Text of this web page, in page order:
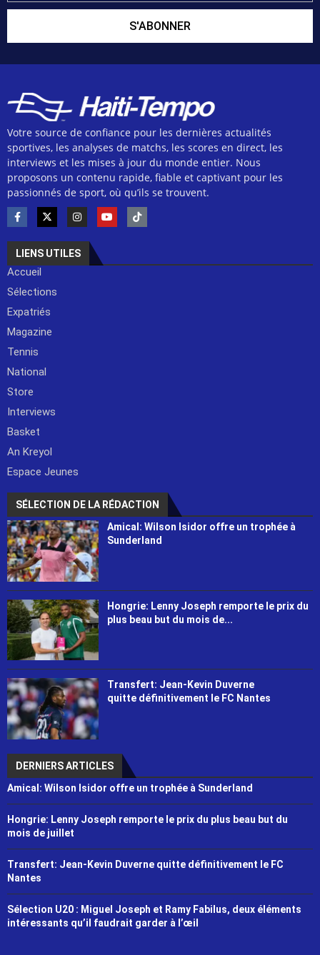
S'ABONNER
Votre source de confiance pour les dernières actualités
sportives, les analyses de matchs, les scores en direct, les
interviews et les mises à jour du monde entier. Nous
proposons un contenu rapide, fiable et captivant pour les
passionnés de sport, où qu’ils se trouvent.
LIENS UTILES
Accueil
Sélections
Expatriés
Magazine
Tennis
National
Store
Interviews
Basket
An Kreyol
Espace Jeunes
SÉLECTION DE LA RÉDACTION
Amical: Wilson Isidor offre un trophée à
Sunderland
Hongrie: Lenny Joseph remporte le prix du
plus beau but du mois de...
Transfert: Jean-Kevin Duverne
quitte définitivement le FC Nantes
DERNIERS ARTICLES
Amical: Wilson Isidor offre un trophée à Sunderland
Hongrie: Lenny Joseph remporte le prix du plus beau but du
mois de juillet
Transfert: Jean-Kevin Duverne quitte définitivement le FC
Nantes
Sélection U20 : Miguel Joseph et Ramy Fabilus, deux éléments
intéressants qu’il faudrait garder à l’œil